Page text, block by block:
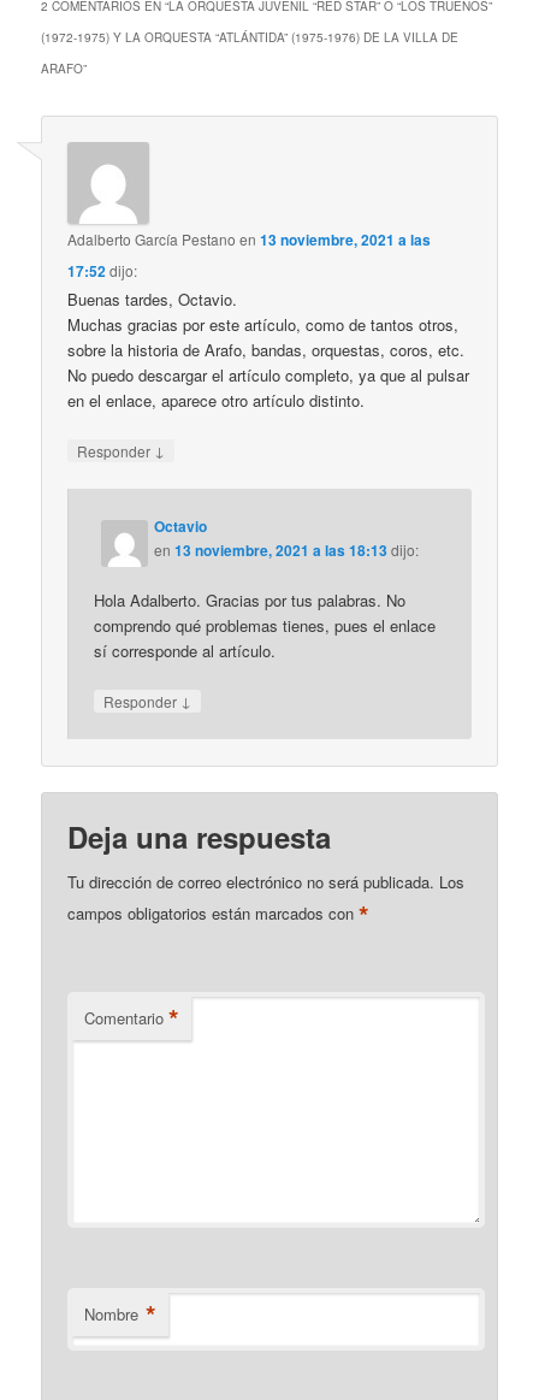
2 COMENTARIOS EN “LA ORQUESTA JUVENIL “RED STAR” O “LOS TRUENOS”
(1972-1975) Y LA ORQUESTA “ATLÁNTIDA” (1975-1976) DE LA VILLA DE
ARAFO”
Adalberto García Pestano en13 noviembre, 2021 a las
17:52dijo:
Buenas tardes, Octavio.
Muchas gracias por este artículo, como de tantos otros,
sobre la historia de Arafo, bandas, orquestas, coros, etc.
No puedo descargar el artículo completo, ya que al pulsar
en el enlace, aparece otro artículo distinto.
Responder ↓
Octavio
en13 noviembre, 2021 a las 18:13dijo:
Hola Adalberto. Gracias por tus palabras. No
comprendo qué problemas tienes, pues el enlace
sí corresponde al artículo.
Responder ↓
Deja una respuesta
Tu dirección de correo electrónico no será publicada. Los
campos obligatorios están marcados con*
Comentario *
Nombre *